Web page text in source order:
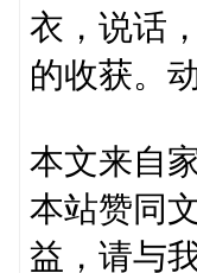
衣，说话
的收获。
本文来自
本站赞同
益，请与